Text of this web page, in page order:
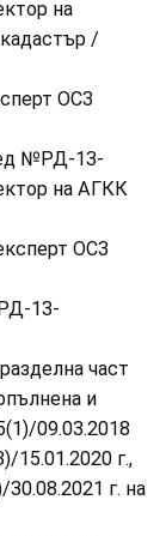
на
/
ОСЗ
№РД-13-
на АГКК
ОСЗ
13-
част
и
09.03.2018
15.01.2020 г.,
г. на